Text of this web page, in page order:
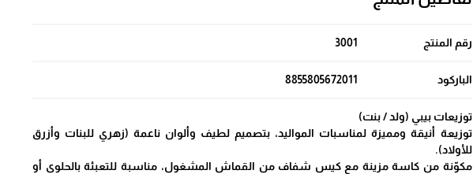
رقم المنتج 3001
الباركود 8855805672011
توزيعات بيبي (ولد / بنت)
توزيعة أنيقة ومميزة لمناسبات المواليد، بتصميم لطيف وألوان ناعمة (زهري للبنات وأزرق
للأولاد).
مكوّنة من كاسة مزينة مع كيس شفاف من القماش المشغول، مناسبة للتعبئة بالحلوى أو